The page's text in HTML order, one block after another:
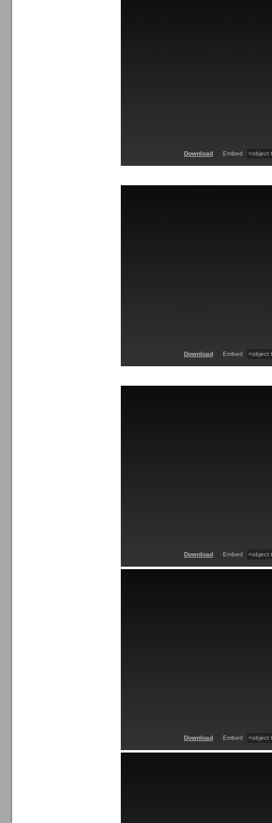
Download Embed
Download Embed
Download Embed
Download Embed